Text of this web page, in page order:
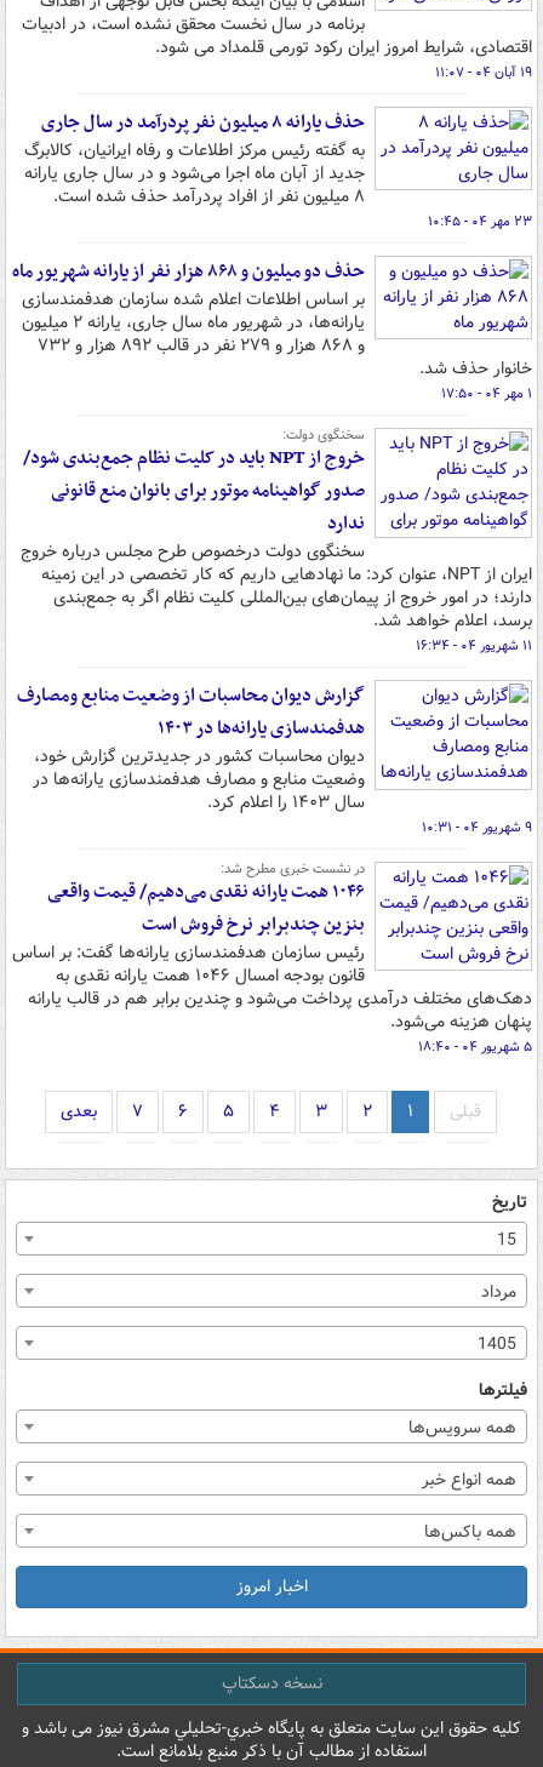
برنامه در سال نخست محقق نشده است، در ادبیات
اقتصادی، شرایط امروز ایران رکود تورمی قلمداد می شود.
۱۹ آبان ۰۴ - ۱۱:۰۷
حذف یارانه ۸ میلیون نفر پردرآمد در سال جاری
به گفته رئیس مرکز اطلاعات و رفاه ایرانیان، کالابرگ
جدید از آبان ماه اجرا می‌شود و در سال جاری یارانه
۸ میلیون نفر از افراد پردرآمد حذف شده است.
۲۳ مهر ۰۴ - ۱۰:۴۵
حذف دو میلیون و ۸۶۸ هزار نفر از یارانه شهریور ماه
بر اساس اطلاعات اعلام شده سازمان هدفمندسازی
یارانه‌ها، در شهریور ماه سال جاری، یارانه ۲ میلیون
و ۸۶۸ هزار و ۲۷۹ نفر در قالب ۸۹۲ هزار و ۷۳۲
خانوار حذف شد.
۱ مهر ۰۴ - ۱۷:۵۰
سخنگوی دولت:
خروج از NPT باید در کلیت نظام جمع‌بندی شود/
صدور گواهینامه موتور برای بانوان منع قانونی
ندارد
سخنگوی دولت درخصوص طرح مجلس درباره خروج
ایران از NPT، عنوان کرد: ما نهادهایی داریم که کار تخصصی در این زمینه
دارند؛ در امور خروج از پیمان‌های بین‌المللی کلیت نظام اگر به جمع‌بندی
برسد، اعلام خواهد شد.
۱۱ شهریور ۰۴ - ۱۶:۳۴
گزارش دیوان محاسبات از وضعیت منابع ومصارف
هدفمندسازی یارانه‌ها در ۱۴۰۳
دیوان محاسبات کشور در جدیدترین گزارش خود،
وضعیت منابع و مصارف هدفمندسازی یارانه‌ها در
سال ۱۴۰۳ را اعلام کرد.
۹ شهریور ۰۴ - ۱۰:۳۱
در نشست خبری مطرح شد:
۱۰۴۶ همت یارانه نقدی می‌دهیم/ قیمت واقعی
بنزین چندبرابر نرخ فروش است
رئیس سازمان هدفمندسازی یارانه‌ها گفت: بر اساس
قانون بودجه امسال ۱۰۴۶ همت یارانه نقدی به
دهک‌های مختلف درآمدی پرداخت می‌شود و چندین برابر هم در قالب یارانه
پنهان هزینه می‌شود.
۵ شهریور ۰۴ - ۱۸:۴۰
قبلی ۱ ۲ ۳ ۴ ۵ ۶ ۷ بعدی
تاریخ
15
مرداد
1405
فیلترها
همه سرویس‌ها
همه انواع خبر
همه باکس‌ها
اخبار امروز
نسخه دسکتاپ
کليه حقوق اين سايت متعلق به پایگاه خبري-تحليلي مشرق نيوز می باشد و
استفاده از مطالب آن با ذکر منبع بلامانع است.